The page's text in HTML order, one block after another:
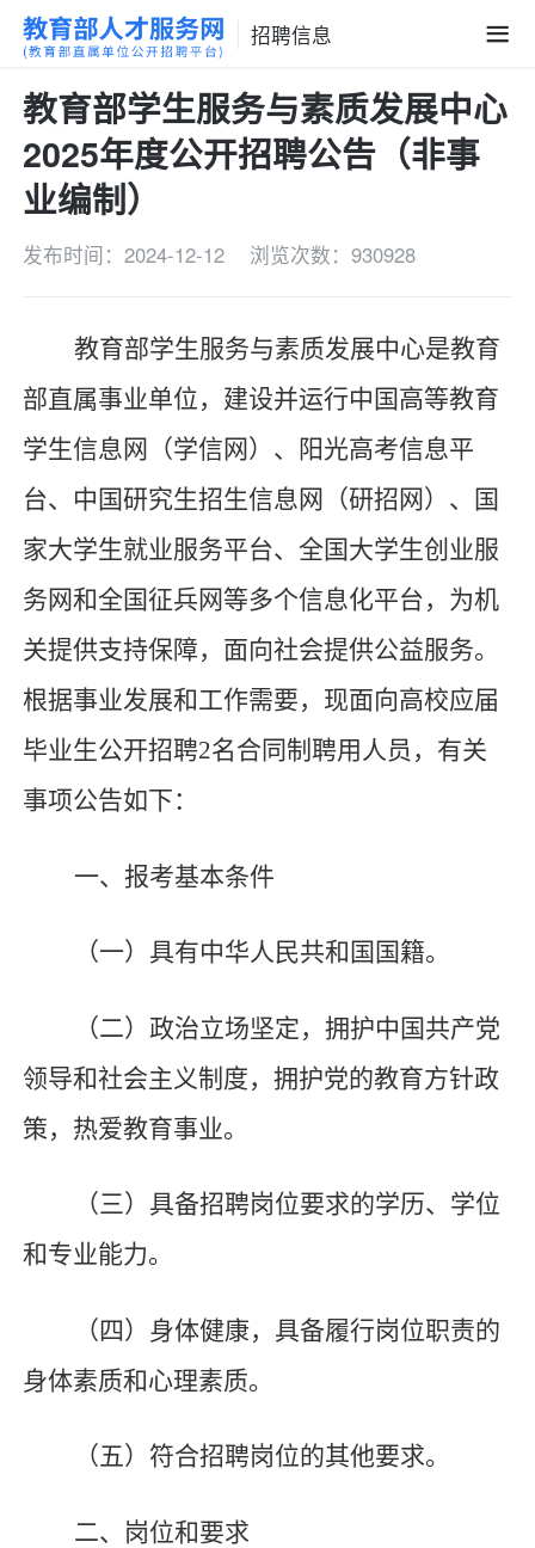
招聘信息
教育部学生服务与素质发展中心
2025年度公开招聘公告（非事
业编制）
发布时间：2024-12-12 浏览次数：930928
教育部学生服务与素质发展中心是教育
部直属事业单位，建设并运行中国高等教育
学生信息网（学信网）、阳光高考信息平
台、中国研究生招生信息网（研招网）、国
家大学生就业服务平台、全国大学生创业服
务网和全国征兵网等多个信息化平台，为机
关提供支持保障，面向社会提供公益服务。
根据事业发展和工作需要，现面向高校应届
毕业生公开招聘2名合同制聘用人员，有关
事项公告如下：
一、报考基本条件
（一）具有中华人民共和国国籍。
（二）政治立场坚定，拥护中国共产党
领导和社会主义制度，拥护党的教育方针政
策，热爱教育事业。
（三）具备招聘岗位要求的学历、学位
和专业能力。
（四）身体健康，具备履行岗位职责的
身体素质和心理素质。
（五）符合招聘岗位的其他要求。
二、岗位和要求